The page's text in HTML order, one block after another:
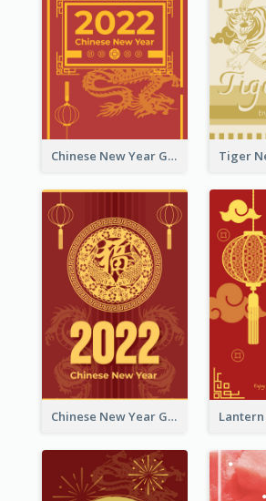
Chinese New Year Greeting Card With Graphic Decorations
Chinese New Year Greeting Card With Dragon Decorations